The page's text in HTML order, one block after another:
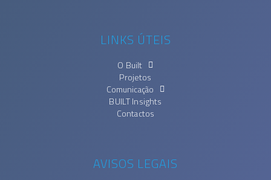
LINKS ÚTEIS
O Built
Projetos
Comunicação
BUILT Insights
Contactos
AVISOS LEGAIS